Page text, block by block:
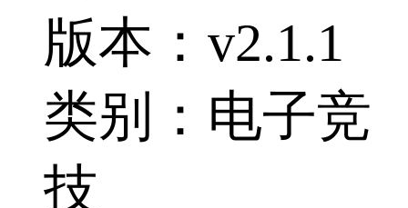
版本：v2.1.1
类别：电子竞
技